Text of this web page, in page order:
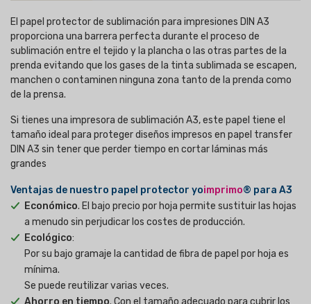
El papel protector de sublimación para impresiones DIN A3
proporciona una barrera perfecta durante el proceso de
sublimación entre el tejido y la plancha o las otras partes de la
prenda evitando que los gases de la tinta sublimada se escapen,
manchen o contaminen ninguna zona tanto de la prenda como
de la prensa.
Si tienes una impresora de sublimación A3, este papel tiene el
tamaño ideal para proteger diseños impresos en papel transfer
DIN A3 sin tener que perder tiempo en cortar láminas más
grandes
Ventajas de nuestro papel protector yoimprimo® para A3
Económico. El bajo precio por hoja permite sustituir las hojas
a menudo sin perjudicar los costes de producción.
Ecológico:
Por su bajo gramaje la cantidad de fibra de papel por hoja es
mínima.
Se puede reutilizar varias veces.
Ahorro en tiempo. Con el tamaño adecuado para cubrir los